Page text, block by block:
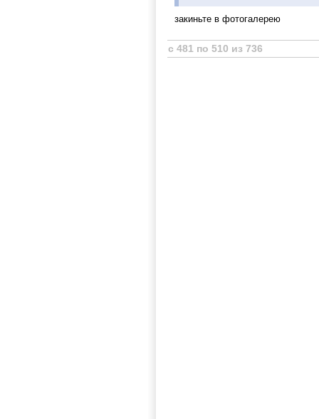
закиньте в фотогалерею
с 481 по 510 из 736